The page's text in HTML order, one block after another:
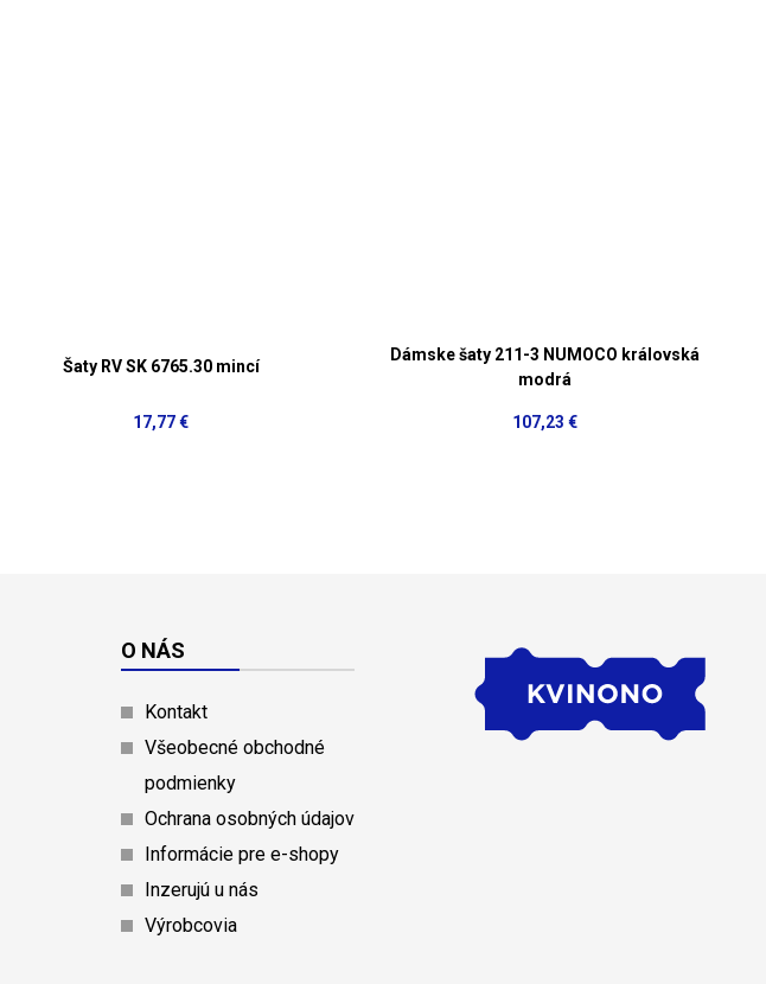
Šaty RV SK 6765.30 mincí
17,77 €
Dámske šaty 211-3 NUMOCO královská
modrá
107,23 €
O NÁS
Kontakt
Všeobecné obchodné
podmienky
Ochrana osobných údajov
Informácie pre e-shopy
Inzerujú u nás
Výrobcovia